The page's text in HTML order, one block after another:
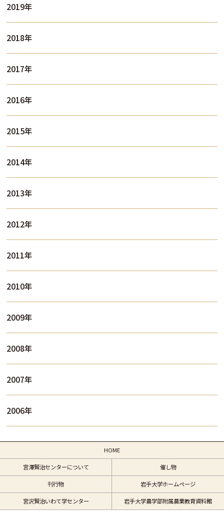
2019年
2018年
2017年
2016年
2015年
2014年
2013年
2012年
2011年
2010年
2009年
2008年
2007年
2006年
HOME
宮澤賢治センターについて 催し物
刊行物 岩手大学ホームページ
宮沢賢治いわて学センター 岩手大学農学部附属農業教育資料館